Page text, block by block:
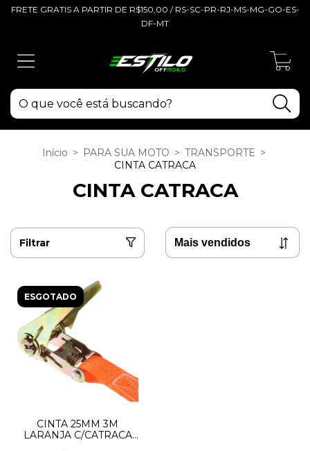
FRETE GRATIS A PARTIR DE R$150,00 / RS-SC-PR-RJ-MS-MG-GO-ES-
DF-MT
Início > PARA SUA MOTO > TRANSPORTE >
CINTA CATRACA
CINTA CATRACA
Filtrar
ESGOTADO
CINTA 25MM 3M
LARANJA C/CATRACA